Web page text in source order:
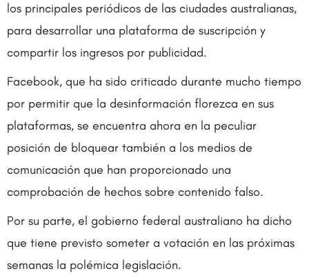
los principales periódicos de las ciudades australianas,
para desarrollar una plataforma de suscripción y
compartir los ingresos por publicidad.
Facebook, que ha sido criticado durante mucho tiempo
por permitir que la desinformación florezca en sus
plataformas, se encuentra ahora en la peculiar
posición de bloquear también a los medios de
comunicación que han proporcionado una
comprobación de hechos sobre contenido falso.
Por su parte, el gobierno federal australiano ha dicho
que tiene previsto someter a votación en las próximas
semanas la polémica legislación.